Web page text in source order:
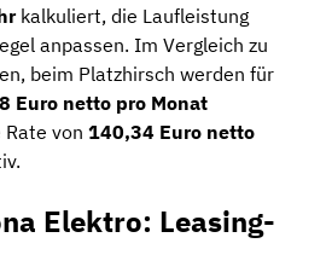
kalkuliert, die Laufleistung
anpassen. Im Vergleich zu
beim Platzhirsch werden für
Euro netto pro Monat
von 140,34 Euro netto
Elektro: Leasing-